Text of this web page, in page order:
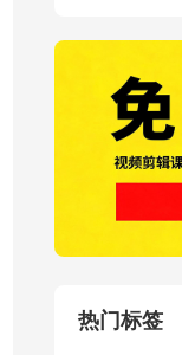
热门标签